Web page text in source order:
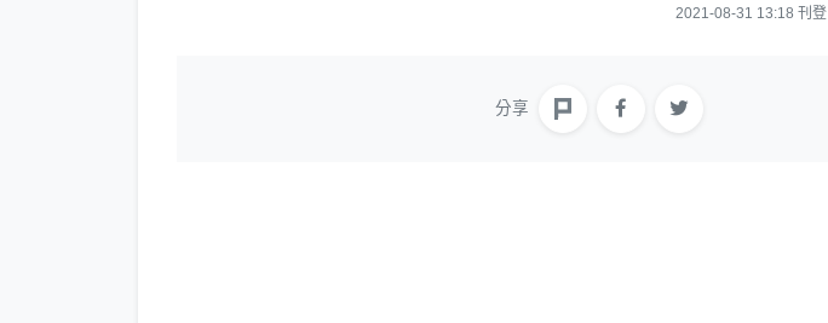
2021-08-31 13:18 刊登
分享